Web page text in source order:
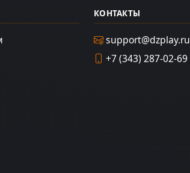
КОНТАКТЫ
support@dzplay.ru
+7 (343) 287-02-69